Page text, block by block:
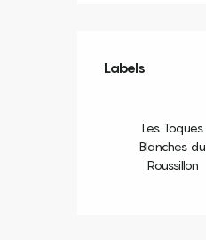
Offres
Labels
Labels
Les Toques
Blanches du
Roussillon